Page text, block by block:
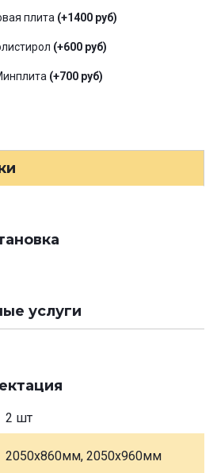
плита (+1400 руб)
(+600 руб)
(+700 руб)
услуги
2 шт
2050х860мм, 2050х960мм